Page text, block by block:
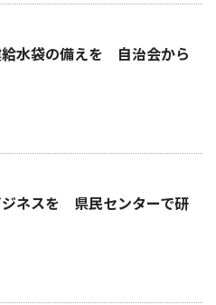
水袋の備えを 自治会から
ジネスを 県民センターで研